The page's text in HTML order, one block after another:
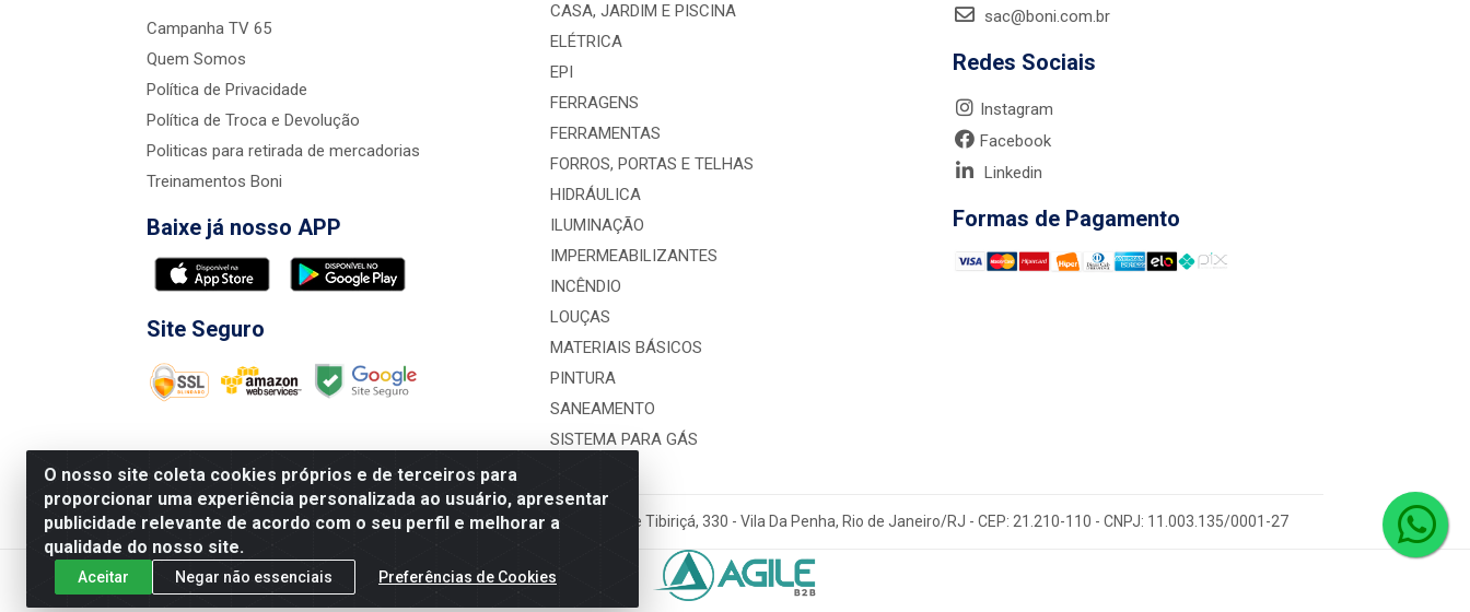
O nosso site coleta cookies próprios e de terceiros para
proporcionar uma experiência personalizada ao usuário, apresentar
publicidade relevante de acordo com o seu perfil e melhorar a
qualidade do nosso site.
Aceitar Negar não essenciais Preferências de Cookies
Campanha TV 65
Quem Somos
Política de Privacidade
Política de Troca e Devolução
Politicas para retirada de mercadorias
Treinamentos Boni
Baixe já nosso APP
Site Seguro
CASA, JARDIM E PISCINA
ELÉTRICA
EPI
FERRAGENS
FERRAMENTAS
FORROS, PORTAS E TELHAS
HIDRÁULICA
ILUMINAÇÃO
IMPERMEABILIZANTES
INCÊNDIO
LOUÇAS
MATERIAIS BÁSICOS
PINTURA
SANEAMENTO
SISTEMA PARA GÁS
sac@boni.com.br
Redes Sociais
Instagram
Facebook
Linkedin
Formas de Pagamento
Nova Boni Distribuidora de Material de Construção LTDA - Rua Alice Tibiriçá, 330 - Vila Da Penha, Rio de Janeiro/RJ - CEP: 21.210-110 - CNPJ: 11.003.135/0001-27